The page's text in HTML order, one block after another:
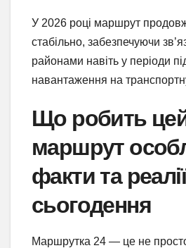
У 2026 році маршрут
стабільно, забезпечуючи
районами навіть у періоди
навантаження на
Що робить
маршрут
факти та реалії
сьогодення
Маршрутка 24 — це не